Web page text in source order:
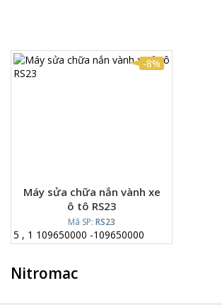
-8%
Máy sửa chữa nắn vành xe
ô tô RS23
Mã SP: RS23
5 , 1 109650000 -109650000
Nitromac